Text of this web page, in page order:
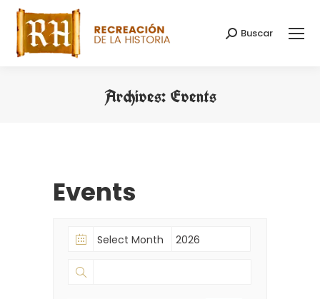
Buscar:
Buscar
Archives: Events
Events